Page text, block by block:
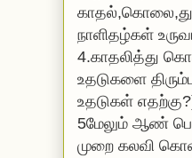
நாளிதழ்கள்
4.காதலித்து
உதடுகளை
உதடுகள்
5மேலும் ஆண்
முறை கலவி